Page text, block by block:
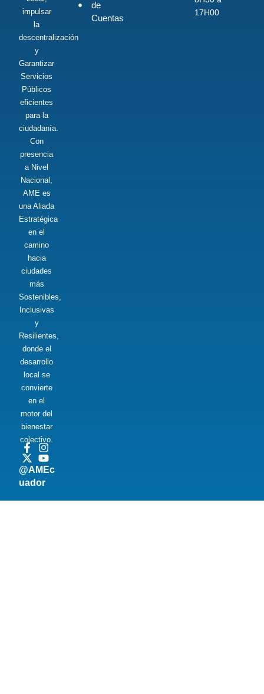
impulsar
la
descentralización
y
Garantizar
Servicios
Públicos
eficientes
para la
ciudadanía.
Con
presencia
a Nivel
Nacional,
AME es
una Aliada
Estratégica
en el
camino
hacia
ciudades
más
Sostenibles,
Inclusivas
y
Resilientes,
donde el
desarrollo
local se
convierte
en el
motor del
bienestar
colectivo.
@AMEc
uador
de
Cuentas
17H00